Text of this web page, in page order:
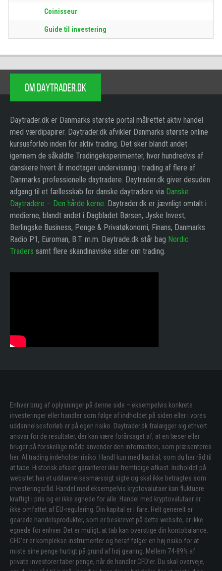
Coinisseur
Guide til investering
OM DAYTRADER.DK
Daytrader.dk er Danmarks største portal målrettet aktiv handel
med værdipapirer. Daytrader.dk afvikler Danmarks største online
kursusforløb inden for aktiv trading. Det sker blandt andet
igennem de såkaldte Tradingeksperimenter, hvor hundredvis af
danskere hvert år modtager undervisning i trading af flere af
Danmarks professionelle daytradere. Daytrader.dk giver desuden
adgang til et fællesskab for danske daytradere via Danske
Daytradere – Den hårde kerne. Daytrader.dk er jævnligt omtalt i
medierne, blandt andet i Dagbladet Børsen, Jyske Invest,
Berlingske Business, Penge & Privatøkonomi, Finans, Danmarks
Radio P1, Euroman, B.T. m.m. Daytrade.dk står bag Nordic
Traders samt flere skandinaviske sider om trading.
Enhver brug af oplysninger på denne side – eksempelvis konkrete
investeringer eller handler som følge af indholdet på siden eller i vores
uddannelsesforløb er på egen risiko. Daytrader.dk fralægger sig ethvert
ansvar for de resultater, der kan være forårsaget af, at en læser eller
bruger på forskellige måde anvender den information, som præsenteres
her. Al trading indeholder risiko. Handl kun med kapital, som du har råd til
at tabe. Historisk afkast garanterer ikke fremtidige afkast. Indholdet på
websitet har et uddannelsesmæssigt sigte og skal ikke betragtes som
investeringsråd. Handel med eksempelvis kryptovalutaer kan fluktuere
kraftigt i pris og er ikke egnede for alle. Handel med kryptovalutaer er
ikke omfattet af EU-regulering. Din kapital er i fare. Helt generelt er
gearede handelsprodukter, som er beskrevet på dette website, er ikke
egnede for enhver. Det er muligt, at tab kan overstige din kontobalance.
CFD’er er komplekse instrumenter og heraf følger en høj risiko for at
miste sine penge hurtigt på grund af høj gearing. Mellem 74-89% af
private investorer taber penge, når de handler CFD’er. Du skal overveje,